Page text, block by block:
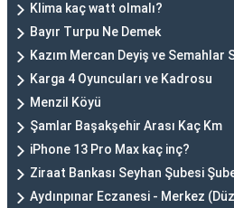
Klima kaç watt olmalı?
Bayır Turpu Ne Demek
Kazım Mercan Deyiş ve Semahlar
Karga 4 Oyuncuları ve Kadrosu
Menzil Köyü
Şamlar Başakşehir Arası Kaç Km
iPhone 13 Pro Max kaç inç?
Ziraat Bankası Seyhan Şubesi
Aydınpınar Eczanesi - Merkez